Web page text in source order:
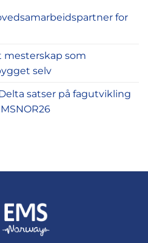
for
mesterskap som
selv
satser på fagutvikling